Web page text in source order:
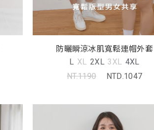
防曬瞬涼冰肌寬鬆連帽外套
L XL 2XL 3XL 4XL
NT.1190
NTD.1047